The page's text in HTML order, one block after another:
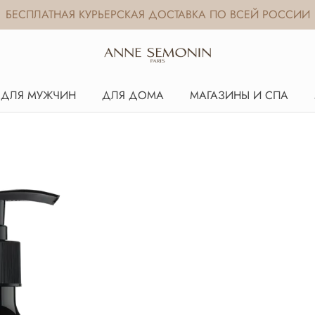
БЕСПЛАТНАЯ КУРЬЕРСКАЯ ДОСТАВКА ПО ВСЕЙ РОССИИ
ДЛЯ МУЖЧИН ДЛЯ ДОМА МАГАЗИНЫ И СПА